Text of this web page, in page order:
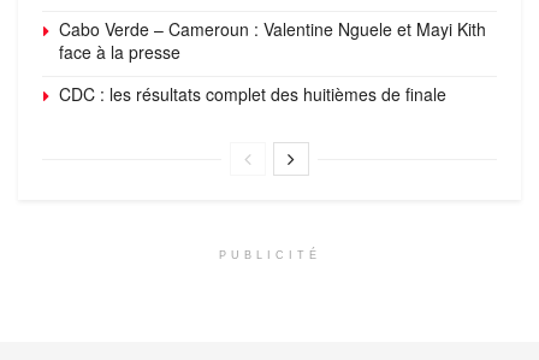
Cabo Verde – Cameroun : Valentine Nguele et Mayi Kith
face à la presse
CDC : les résultats complet des huitièmes de finale
PUBLICITÉ